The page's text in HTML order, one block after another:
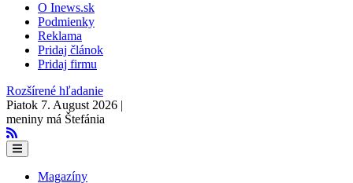
O Inews.sk
Podmienky
Reklama
Pridaj článok
Pridaj firmu
Rozšírené hľadanie
Piatok 7. August 2026 |
meniny má Štefánia
Magazíny